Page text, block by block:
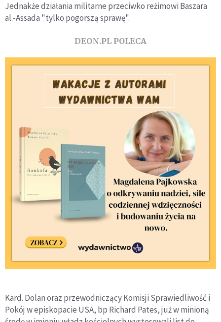
Jednakże działania militarne przeciwko reżimowi Baszara
al.-Assada "tylko pogorszą sprawę".
DEON.PL POLECA
Kard. Dolan oraz przewodniczący Komisji Sprawiedliwość i
Pokój w episkopacie USA, bp Richard Pates, już w minioną